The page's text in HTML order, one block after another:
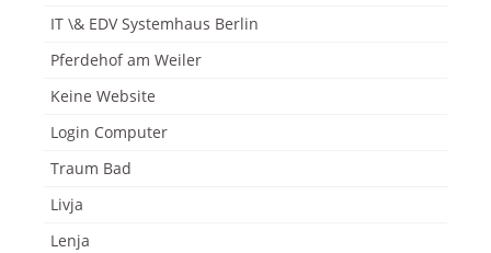
IT \& EDV Systemhaus Berlin
Pferdehof am Weiler
Keine Website
Login Computer
Traum Bad
Livja
Lenja